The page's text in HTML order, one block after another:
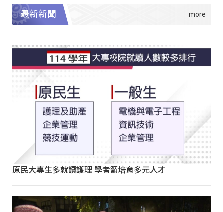
最新新聞
原民大專生多就讀護理 學者籲培育多元人才